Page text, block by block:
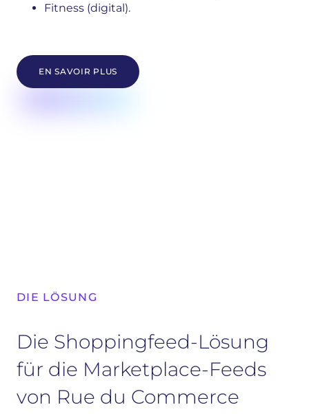
Fitness (digital).
EN SAVOIR PLUS
DIE LÖSUNG
Die Shoppingfeed-Lösung
für die Marketplace-Feeds
von Rue du Commerce